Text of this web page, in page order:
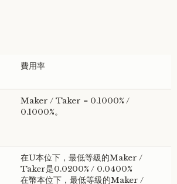
費用率
Maker / Taker = 0.1000% /
0.1000%。
在U本位下，最低等級的Maker /
Taker是0.0200% / 0.0400%
在幣本位下，最低等級的Maker /